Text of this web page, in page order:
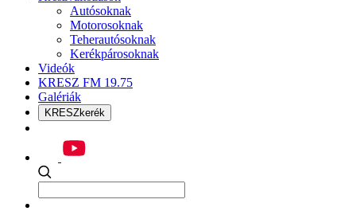
Autósoknak
Motorosoknak
Teherautósoknak
Kerékpárosoknak
Videók
KRESZ FM 19.75
Galériák
KRESZkerék